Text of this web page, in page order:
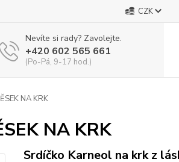
CZK
Nevíte si rady? Zavolejte.
+420 602 565 661
(Po-Pá, 9-17 hod.)
NA KRK
NA KRK
Srdíčko Karneol na krk z